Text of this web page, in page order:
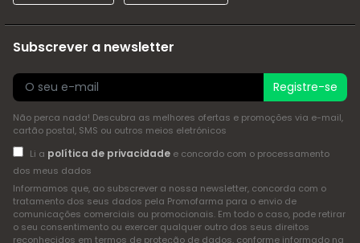
Subscrever a newsletter
Registre-se
Não perca nada! Descubra as melhores ofertas e promoções via e-mail,
cartão postal, SMS ou outros meios eletrónicos
Li a política de privacidadee concordo com o processamento
dos meus dados
Informamos que, ao subscrever a nossa newsletter, concorda com o
tratamento dos seus dados pela Promofarma para o envio de
comunicações comerciais ou promocionais. Em todo o caso, pode retirar
o seu consentimento ou exercer qualquer outro dos seus direitos
reconhecidos em termos de proteção de dados, conforme informado na